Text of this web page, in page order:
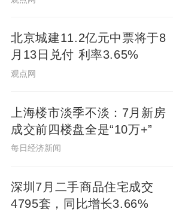
北京城建11.2亿元中票将于8
月13日兑付 利率3.65%
观点网
上海楼市淡季不淡：7月新房
成交前四楼盘全是“10万+”
每日经济新闻
深圳7月二手商品住宅成交
4795套，同比增长3.66%